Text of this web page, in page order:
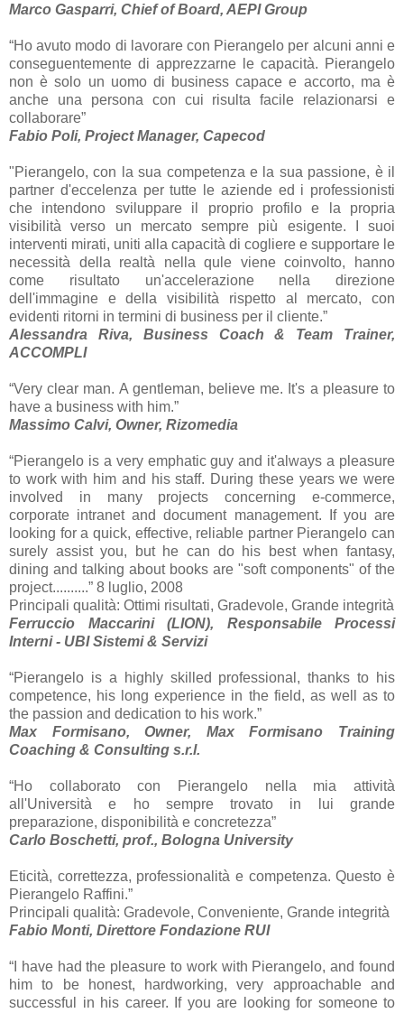
Marco Gasparri, Chief of Board, AEPI Group
“Ho avuto modo di lavorare con Pierangelo per alcuni anni e
conseguentemente di apprezzarne le capacità. Pierangelo
non è solo un uomo di business capace e accorto, ma è
anche una persona con cui risulta facile relazionarsi e
collaborare”
Fabio Poli, Project Manager, Capecod
"Pierangelo, con la sua competenza e la sua passione, è il
partner d'eccelenza per tutte le aziende ed i professionisti
che intendono sviluppare il proprio profilo e la propria
visibilità verso un mercato sempre più esigente. I suoi
interventi mirati, uniti alla capacità di cogliere e supportare le
necessità della realtà nella qule viene coinvolto, hanno
come risultato un'accelerazione nella direzione
dell'immagine e della visibilità rispetto al mercato, con
evidenti ritorni in termini di business per il cliente.”
Alessandra Riva, Business Coach & Team Trainer,
ACCOMPLI
“Very clear man. A gentleman, believe me. It's a pleasure to
have a business with him.”
Massimo Calvi, Owner, Rizomedia
“Pierangelo is a very emphatic guy and it'always a pleasure
to work with him and his staff. During these years we were
involved in many projects concerning e-commerce,
corporate intranet and document management. If you are
looking for a quick, effective, reliable partner Pierangelo can
surely assist you, but he can do his best when fantasy,
dining and talking about books are "soft components" of the
project..........” 8 luglio, 2008
Principali qualità: Ottimi risultati, Gradevole, Grande integrità
Ferruccio Maccarini (LION), Responsabile Processi
Interni - UBI Sistemi & Servizi
“Pierangelo is a highly skilled professional, thanks to his
competence, his long experience in the field, as well as to
the passion and dedication to his work.”
Max Formisano, Owner, Max Formisano Training
Coaching & Consulting s.r.l.
“Ho collaborato con Pierangelo nella mia attività
all'Università e ho sempre trovato in lui grande
preparazione, disponibilità e concretezza”
Carlo Boschetti, prof., Bologna University
Eticità, correttezza, professionalità e competenza. Questo è
Pierangelo Raffini.”
Principali qualità: Gradevole, Conveniente, Grande integrità
Fabio Monti, Direttore Fondazione RUI
“I have had the pleasure to work with Pierangelo, and found
him to be honest, hardworking, very approachable and
successful in his career. If you are looking for someone to